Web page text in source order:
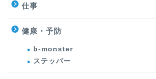
仕事
健康・予防
b-monster
ステッパー